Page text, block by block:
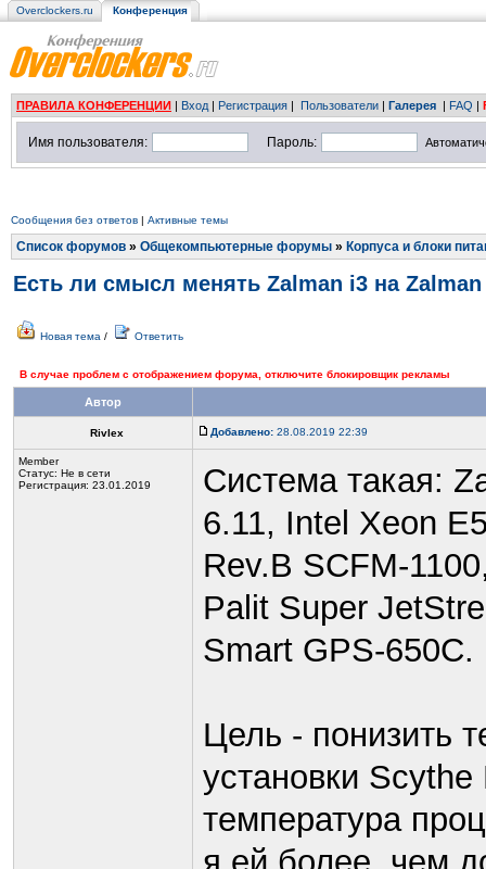
Overclockers.ru Конференция
ПРАВИЛА КОНФЕРЕНЦИИ | Вход | Регистрация | Пользователи | Галерея | FAQ |
Имя пользователя: Пароль:
Сообщения без ответов | Активные темы
Список форумов » Общекомпьютерные форумы » Корпуса и блоки
Есть ли смысл менять Zalman i3 на Zalman
Новая тема / Ответить
В случае проблем с отображением форума, отключите блокировщик рекламы
Автор
Rivlex Добавлено: 28.08.2019 22:39
Member
Статус: Не в сети
Регистрация: 23.01.2019
Система такая:
6.11, Intel Xeon
Rev.B SCFM-
Palit Super
Smart GPS-650C.
Цель - понизить
установки
температура